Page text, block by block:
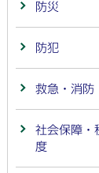
防災
防犯
救急・消防
社会保障・
度